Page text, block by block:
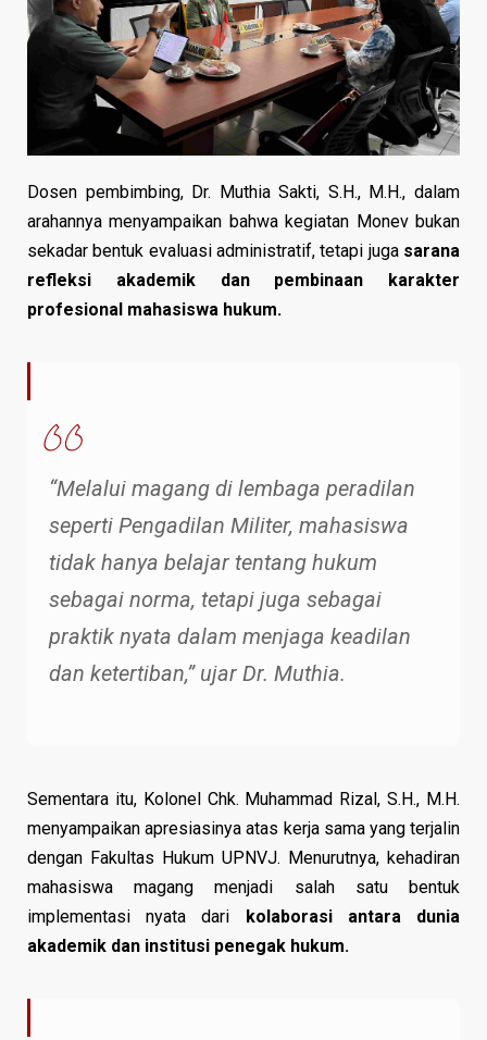
Dosen pembimbing, Dr. Muthia Sakti, S.H., M.H., dalam
arahannya menyampaikan bahwa kegiatan Monev bukan
sekadar bentuk evaluasi administratif, tetapi juga sarana
refleksi akademik dan pembinaan karakter
profesional mahasiswa hukum.
“Melalui magang di lembaga peradilan
seperti Pengadilan Militer, mahasiswa
tidak hanya belajar tentang hukum
sebagai norma, tetapi juga sebagai
praktik nyata dalam menjaga keadilan
dan ketertiban,” ujar Dr. Muthia.
Sementara itu, Kolonel Chk. Muhammad Rizal, S.H., M.H.
menyampaikan apresiasinya atas kerja sama yang terjalin
dengan Fakultas Hukum UPNVJ. Menurutnya, kehadiran
mahasiswa magang menjadi salah satu bentuk
implementasi nyata dari kolaborasi antara dunia
akademik dan institusi penegak hukum.